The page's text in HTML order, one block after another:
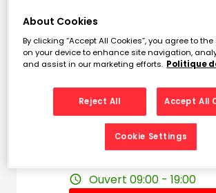
Voir plus
DESTOCK PIECES
AULNAY SAS
121 - 123 Route de Mitry
Ouvert 09:00 - 19:00
About Cookies
By clicking “Accept All Cookies”, you agree to
on your device to enhance site navigation,
and assist in our marketing efforts. Politique
Reject All Accept All
Cookie Settings